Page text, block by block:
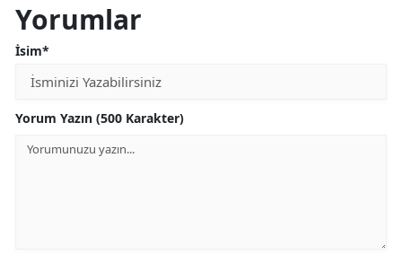
Yorumlar
İsim*
Yorum Yazın (500 Karakter)